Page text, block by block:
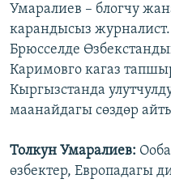
Умаралиев – блогчу
карандысыз
Брюсселде
Каримовго кагаз
Кыргызстанда
маанайдагы сөздөр
Толкун Умаралиев:
өзбектер, Европадагы